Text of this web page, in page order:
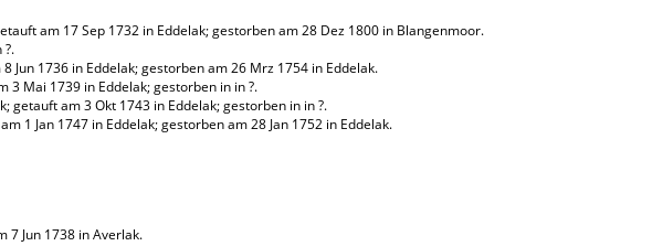
am 17 Sep 1732 in Eddelak; gestorben am 28 Dez 1800 in Blangenmoor.
?.
Jun 1736 in Eddelak; gestorben am 26 Mrz 1754 in Eddelak.
3 Mai 1739 in Eddelak; gestorben in in ?.
getauft am 3 Okt 1743 in Eddelak; gestorben in in ?.
1 Jan 1747 in Eddelak; gestorben am 28 Jan 1752 in Eddelak.
7 Jun 1738 in Averlak.